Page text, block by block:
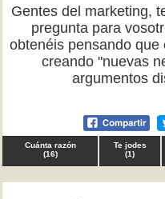
Gentes del marketing,
pregunta para
obtenéis pensando
creando "nuevas
argumentos
Cuánta razón
(16)
Te jodes
(1)